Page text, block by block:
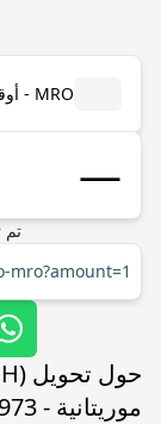
MRO - أوقية موريتانية - 1973-2017
موريتانية - 1973-2017 (MRO)